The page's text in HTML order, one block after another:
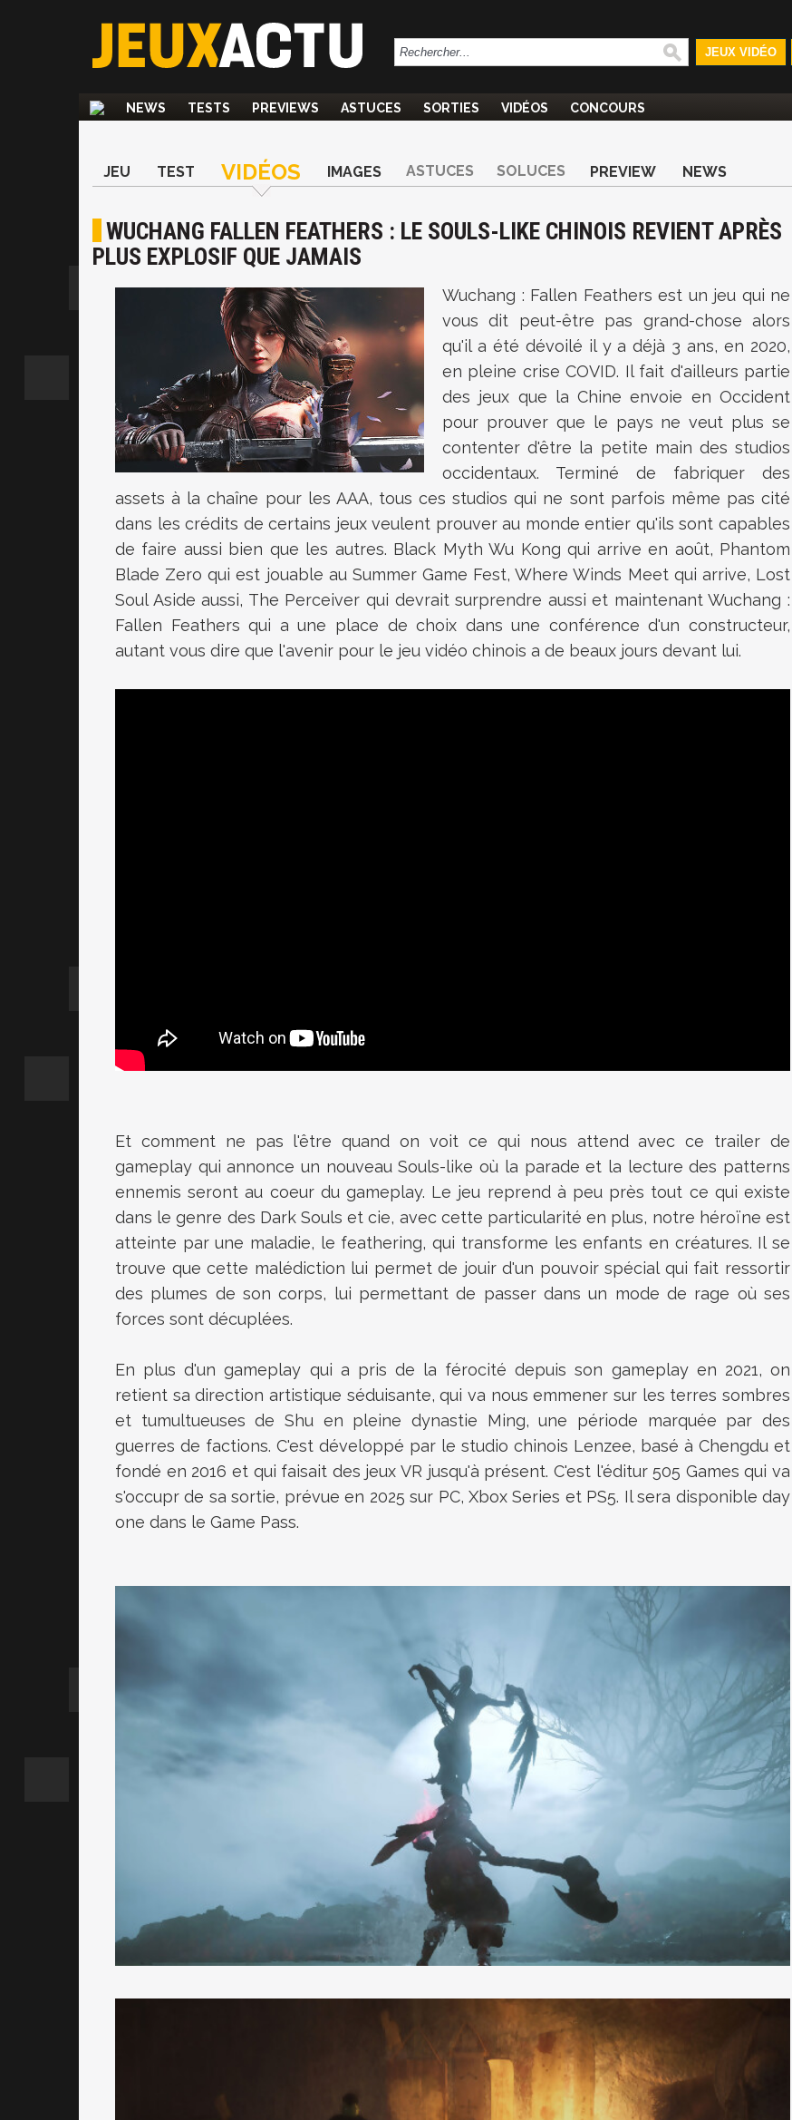
JEUX VIDÉO
NEWS TESTS PREVIEWS ASTUCES SORTIES VIDÉOS CONCOURS
JEU TEST VIDÉOS IMAGES ASTUCES SOLUCES PREVIEW NEWS
WUCHANG FALLEN FEATHERS : LE SOULS-LIKE CHINOIS REVIENT APRÈS
PLUS EXPLOSIF QUE JAMAIS
Wuchang : Fallen Feathers est un jeu qui ne
vous dit peut-être pas grand-chose alors
qu'il a été dévoilé il y a déjà 3 ans, en 2020,
en pleine crise COVID. Il fait d'ailleurs partie
des jeux que la Chine envoie en Occident
pour prouver que le pays ne veut plus se
contenter d'être la petite main des studios
occidentaux. Terminé de fabriquer des
assets à la chaîne pour les AAA, tous ces studios qui ne sont parfois même pas cité
dans les crédits de certains jeux veulent prouver au monde entier qu'ils sont capables
de faire aussi bien que les autres. Black Myth Wu Kong qui arrive en août, Phantom
Blade Zero qui est jouable au Summer Game Fest, Where Winds Meet qui arrive, Lost
Soul Aside aussi, The Perceiver qui devrait surprendre aussi et maintenant Wuchang :
Fallen Feathers qui a une place de choix dans une conférence d'un constructeur,
autant vous dire que l'avenir pour le jeu vidéo chinois a de beaux jours devant lui.
Et comment ne pas l'être quand on voit ce qui nous attend avec ce trailer de
gameplay qui annonce un nouveau Souls-like où la parade et la lecture des patterns
ennemis seront au coeur du gameplay. Le jeu reprend à peu près tout ce qui existe
dans le genre des Dark Souls et cie, avec cette particularité en plus, notre héroïne est
atteinte par une maladie, le feathering, qui transforme les enfants en créatures. Il se
trouve que cette malédiction lui permet de jouir d'un pouvoir spécial qui fait ressortir
des plumes de son corps, lui permettant de passer dans un mode de rage où ses
forces sont décuplées.
En plus d'un gameplay qui a pris de la férocité depuis son gameplay en 2021, on
retient sa direction artistique séduisante, qui va nous emmener sur les terres sombres
et tumultueuses de Shu en pleine dynastie Ming, une période marquée par des
guerres de factions. C'est développé par le studio chinois Lenzee, basé à Chengdu et
fondé en 2016 et qui faisait des jeux VR jusqu'à présent. C'est l'éditur 505 Games qui va
s'occupr de sa sortie, prévue en 2025 sur PC, Xbox Series et PS5. Il sera disponible day
one dans le Game Pass.